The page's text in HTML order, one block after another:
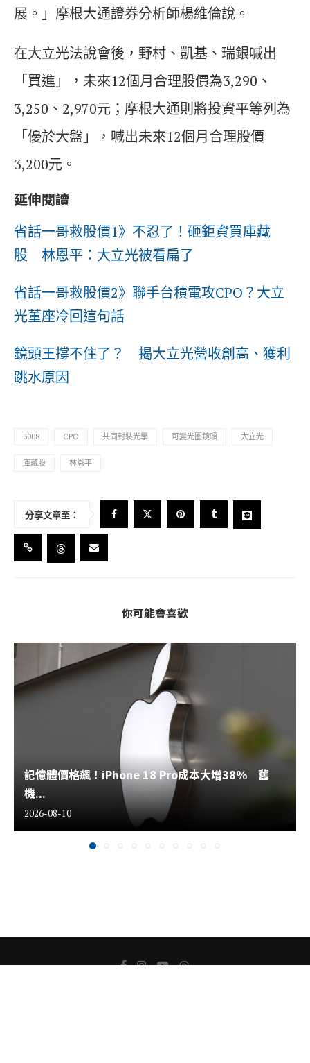
展。」摩根大通證券分析師楊維倫說。
在大立光法說會後，野村、凱基、瑞銀喊出
「買進」，未來12個月合理股價為3,290、
3,250、2,970元；摩根大通則將投資平等列為
「優於大盤」，喊出未來12個月合理股價
3,200元。
延伸閱讀
省話一哥救股價1》不忍了！砸鉅資買庫藏
股 林恩平：大立光被看扁了
省話一哥救股價2》聯手台積電攻CPO？大立
光董座冷回這句話
鏡頭王撐不住了？ 揭大立光營收創高、獲利
跳水原因
3008 CPO 共同封裝光學 可變光圈鏡頭 大立光
庫藏股 林恩平
分享文章至：
你可能會喜歡
記憶體價格飆！iPhone 18 Pro成本大增38% 舊
機...
2026-08-10